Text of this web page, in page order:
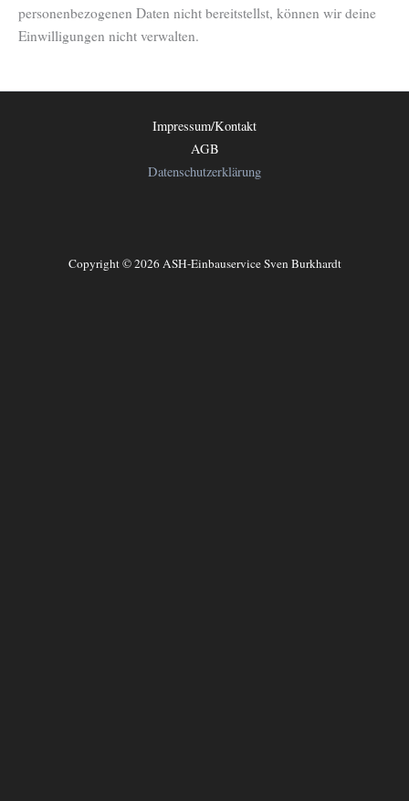
personenbezogenen Daten nicht bereitstellst, können wir deine
Einwilligungen nicht verwalten.
Impressum/Kontakt
AGB
Datenschutzerklärung
Copyright © 2026 ASH-Einbauservice Sven Burkhardt